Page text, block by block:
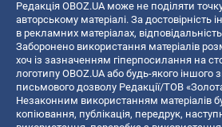
Редакція OBOZ.UA може не поділяти
авторському матеріалі. За достовірність
в рекламних матеріалах,
Заборонено використання матеріалів
хоч із зазначенням гіперпосилання на
логотипу OBOZ.UA або будь-якого іншого
письмового дозволу Редакції/ТОВ
Незаконним використанням матеріалів
копiювання, публiкацiя, передрук,